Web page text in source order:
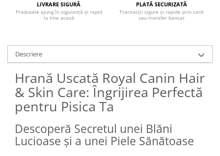
LIVRARE SIGURĂ
Produsele ajung în siguranță și rapid
la tine acasă
PLATĂ SECURIZATĂ
Tranzacții sigure și rapide prin card
sau transfer bancar
Descriere
Hrană Uscată Royal Canin Hair
& Skin Care: Îngrijirea Perfectă
pentru Pisica Ta
Descoperă Secretul unei Blăni
Lucioase și a unei Piele Sănătoase